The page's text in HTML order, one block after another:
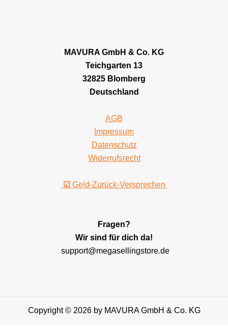
MAVURA GmbH & Co. KG
Teichgarten 13
32825 Blomberg
Deutschland
AGB
Impressum
Datenschutz
Widerrufsrecht
☑ Geld-Zurück-Versprechen
Fragen?
Wir sind für dich da!
support@megasellingstore.de
Copyright © 2026 by MAVURA GmbH & Co. KG